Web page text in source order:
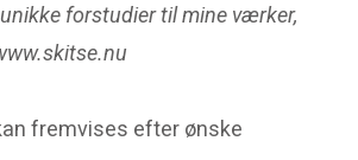
forstudier til mine værker,
fremvises efter ønske